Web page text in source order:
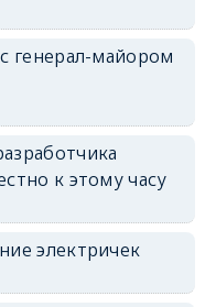
генерал-майором
к этому часу
электричек